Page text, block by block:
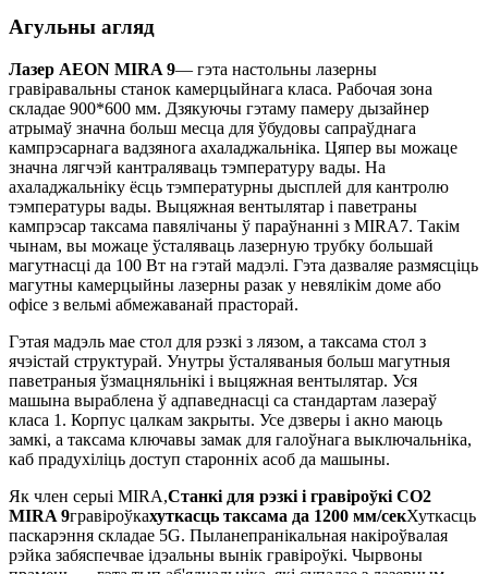
Агульны агляд
Лазер AEON MIRA 9— гэта настольны лазерны
гравіравальны станок камерцыйнага класа. Рабочая зона
складае 900*600 мм. Дзякуючы гэтаму памеру дызайнер
атрымаў значна больш месца для ўбудовы сапраўднага
кампрэсарнага вадзянога ахаладжальніка. Цяпер вы можаце
значна лягчэй кантраляваць тэмпературу вады. На
ахаладжальніку ёсць тэмпературны дысплей для кантролю
тэмпературы вады. Выцяжная вентылятар і паветраны
кампрэсар таксама павялічаны ў параўнанні з MIRA7. Такім
чынам, вы можаце ўсталяваць лазерную трубку большай
магутнасці да 100 Вт на гэтай мадэлі. Гэта дазваляе размясціць
магутны камерцыйны лазерны разак у невялікім доме або
офісе з вельмі абмежаванай прасторай.
Гэтая мадэль мае стол для рэзкі з лязом, а таксама стол з
ячэістай структурай. Унутры ўсталяваныя больш магутныя
паветраныя ўзмацняльнікі і выцяжная вентылятар. Уся
машына выраблена ў адпаведнасці са стандартам лазераў
класа 1. Корпус цалкам закрыты. Усе дзверы і акно маюць
замкі, а таксама ключавы замак для галоўнага выключальніка,
каб прадухіліць доступ старонніх асоб да машыны.
Як член серыі MIRA,Станкі для рэзкі і гравіроўкі CO2
MIRA 9гравіроўкахуткасць таксама да 1200 мм/секХуткасць
паскарэння складае 5G. Пыланепранікальная накіроўвалая
рэйка забяспечвае ідэальны вынік гравіроўкі. Чырвоны